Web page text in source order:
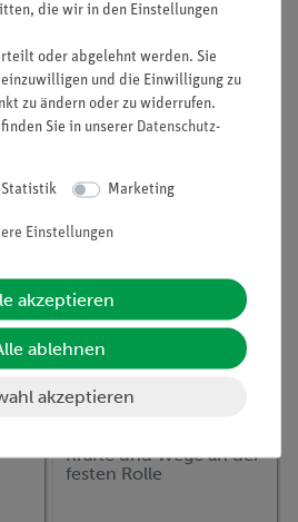
P1000400
Reibungszahl
79,60 €
Kräfte und Wege an der
festen Rolle
die wir in den Einstellungen
oder abgelehnt werden. Sie
einzuwilligen und die Einwilligung zu
zu ändern oder zu widerrufen.
Sie in unserer Daten­schutz­
Statistik Marketing
Einstellungen
akzeptieren
ablehnen
akzeptieren